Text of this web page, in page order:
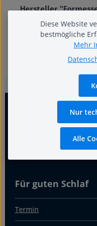
Hersteller
Für guten Schlaf
Termin
Diese Website
bestmögliche
Mehr
Nur
Alle